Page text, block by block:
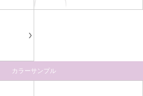
カラーサンプル